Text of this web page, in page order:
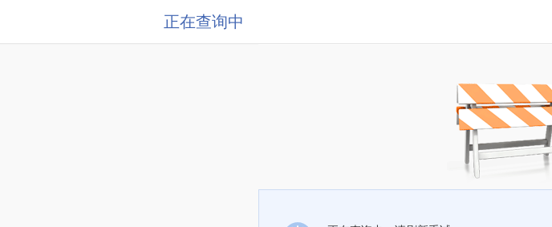
正在查询中